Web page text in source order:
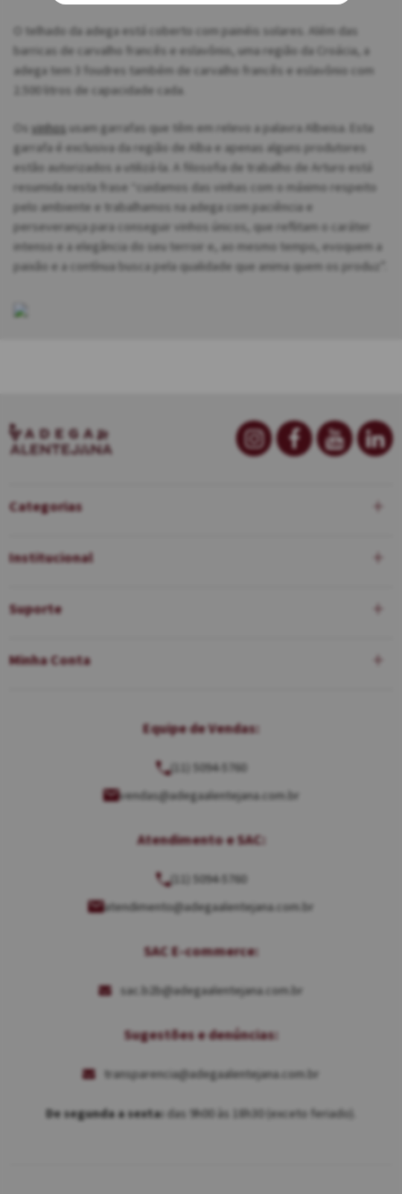
O telhado da adega está coberto com painéis solares. Além das
barricas de carvalho francês e eslavônio, uma região da Croácia, a
adega tem 3 foudres também de carvalho francês e eslavônio com
2.500 litros de capacidade cada.
Os vinhos usam garrafas que têm em relevo a palavra Albeisa. Esta
garrafa é exclusiva da região de Alba e apenas alguns produtores
estão autorizados a utilizá-la. A filosofia de trabalho de Arturo está
resumida nesta frase “cuidamos das vinhas com o máximo respeito
pelo ambiente e trabalhamos na adega com paciência e
perseverança para conseguir vinhos únicos, que reflitam o caráter
intenso e a elegância do seu terroir e, ao mesmo tempo, evoquem a
paixão e a contínua busca pela qualidade que anima quem os produz”.
Categorias
Institucional
Suporte
Minha Conta
Equipe de Vendas:
(11) 5094-5760
vendas@adegaalentejana.com.br
Atendimento e SAC:
(11) 5094-5760
atendimento@adegaalentejana.com.br
SAC E-commerce:
sac.b2b@adegaalentejana.com.br
Sugestões e denúncias:
transparencia@adegaalentejana.com.br
De segunda a sexta: das 9h00 às 18h30 (exceto feriado).